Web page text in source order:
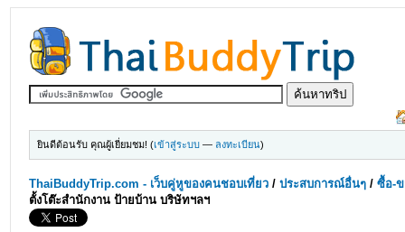
ยินดีต้อนรับ คุณผู้เยี่ยมชม! (เข้าสู่ระบบ — ลงทะเบียน)
ThaiBuddyTrip.com - เว็บคู่หูของคนชอบเที่ยว /ประสบการณ์อื่นๆ /ซื้อ-ข
ตั้งโต๊ะสำนักงาน ป้ายบ้าน บริษัทฯลฯ